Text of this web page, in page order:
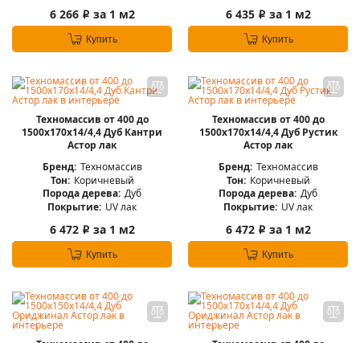
6 266 i за 1 м2
Купить
6 435 i за 1 м2
Купить
Техномассив от 400 до
1500х170х14/4,4 Дуб Кантри
Астор лак
Бренд: Техномассив
Тон: Коричневый
Порода дерева: Дуб
Покрытие: UV лак
6 472 i за 1 м2
Купить
Техномассив от 400 до
1500х170х14/4,4 Дуб Рустик
Астор лак
Бренд: Техномассив
Тон: Коричневый
Порода дерева: Дуб
Покрытие: UV лак
6 472 i за 1 м2
Купить